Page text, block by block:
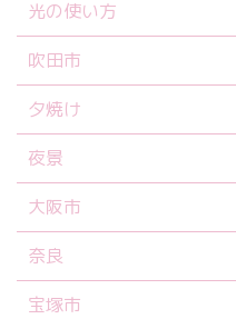
光の使い方
吹田市
夕焼け
夜景
大阪市
奈良
宝塚市